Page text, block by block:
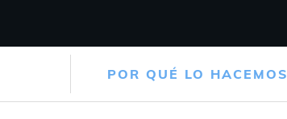
POR QUÉ LO HACEMOS